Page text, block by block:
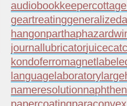
audiobookkeeper
geartreating
hangonpart
journallubricator
kondoferromagnet
languagelaboratory
nameresolution